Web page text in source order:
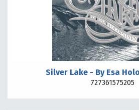
Silver Lake - By Esa
727361575205